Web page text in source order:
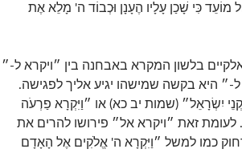
כִּי שָׁכַן עָלָיו הֶעָנָן וּכְבוֹד ה' מָלֵא אֶת
בלשון המקרא באבחנה בין ״ויקרא ל-״
ל-״ היא בקשה שמישהו יגיע אליך לפגישה.
יִשְׂרָאֵל״ (שמות יב כא) או ״וַיִּקְרָא פַרְעֹה
זאת ״ויקרא אל״ פירושו להרים את
כמו למשל ״וַיִּקְרָא ה' אֱלֹקִים אֶל הָאָדָם